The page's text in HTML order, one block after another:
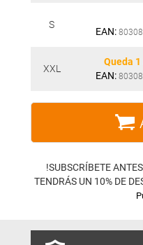
S
EAN:
XXL
Queda
EAN:
!SUBSCRÍBETE
TENDRÁS UN 10% DE